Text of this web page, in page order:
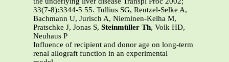
33(7-8):3344-5 55. Tullius SG, Reutzel-Selke A,
Bachmann U, Jurisch A, Nieminen-Kelha M,
Pratschke J, Jonas S, Steinmüller Th, Volk HD,
Neuhaus P
Influence of recipient and donor age on long-term
renal allograft function in an experimental